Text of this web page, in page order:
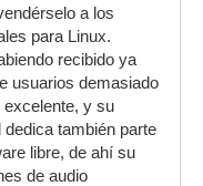
a los
para Linux.
recibido ya
usuarios demasiado
excelente, y su
también parte
libre, de ahí su
de audio